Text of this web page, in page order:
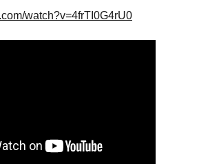
watch?v=4frTI0G4rU0